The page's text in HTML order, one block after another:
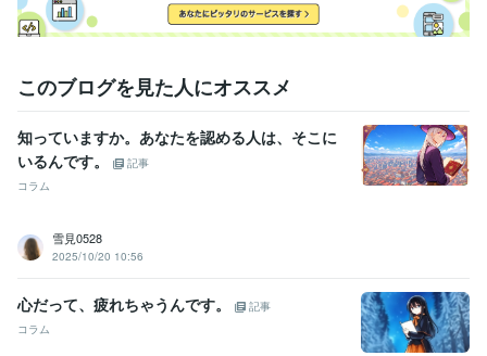
このブログを見た人にオススメ
知っていますか。あなたを認める人は、そこに
いるんです。
記事
コラム
雪見0528
2025/10/20 10:56
心だって、疲れちゃうんです。
記事
コラム